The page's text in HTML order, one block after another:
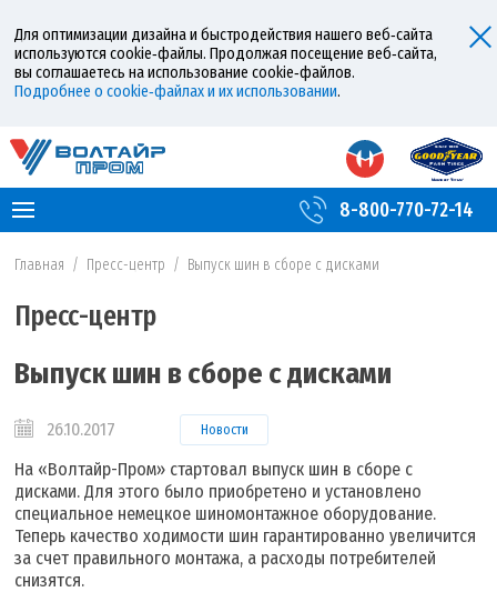
Для оптимизации дизайна и быстродействия нашего веб‑сайта
используются cookie‑файлы. Продолжая посещение веб‑сайта,
вы соглашаетесь на использование cookie‑файлов.
Подробнее о cookie‑файлах и их использовании.
8-800-770-72-14
Главная / Пресс-центр / Выпуск шин в сборе с дисками
Пресс-центр
Выпуск шин в сборе с дисками
26.10.2017 Новости
На «Волтайр-Пром» стартовал выпуск шин в сборе с
дисками. Для этого было приобретено и установлено
специальное немецкое шиномонтажное оборудование.
Теперь качество ходимости шин гарантированно увеличится
за счет правильного монтажа, а расходы потребителей
снизятся.